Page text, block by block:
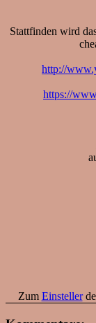
Stattfinden wird
http://
https://
Zum Einsteller